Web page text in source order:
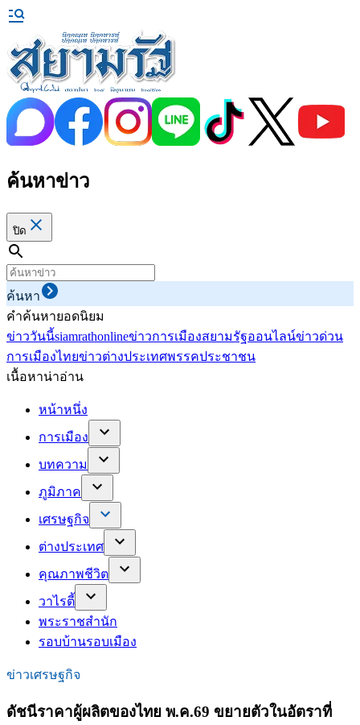
ค้นหาข่าว
ปิด
ค้นหา
คำค้นหายอดนิยม
ข่าววันนี้siamrathonlineข่าวการเมืองสยามรัฐออนไลน์ข่าวด่วน
การเมืองไทยข่าวต่างประเทศพรรคประชาชน
เนื้อหาน่าอ่าน
หน้าหนึ่ง
การเมือง
บทความ
ภูมิภาค
เศรษฐกิจ
ต่างประเทศ
คุณภาพชีวิต
วาไรตี้
พระราชสำนัก
รอบบ้านรอบเมือง
ข่าวเศรษฐกิจ
ดัชนีราคาผู้ผลิตของไทย พ.ค.69 ขยายตัวในอัตราที่